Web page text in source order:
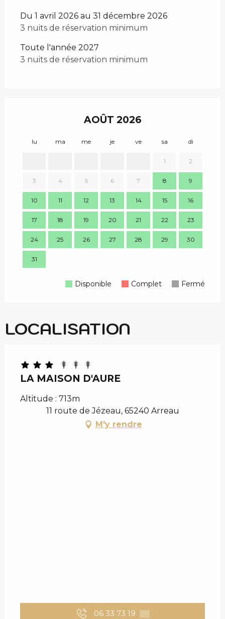
Du 1 avril 2026 au 31 décembre 2026
3 nuits de réservation minimum
Toute l'année 2027
3 nuits de réservation minimum
AOÛT 2026
lu ma me je ve sa di
1 2
3 4 5 6 7 8 9
10 11 12 13 14 15 16
17 18 19 20 21 22 23
24 25 26 27 28 29 30
31
Disponible Complet Fermé
LOCALISATION
LA MAISON D'AURE
Altitude : 713m
11 route de Jézeau, 65240 Arreau
M'y rendre
06 33 73 19 ▒▒